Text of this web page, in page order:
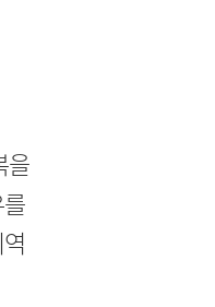
을